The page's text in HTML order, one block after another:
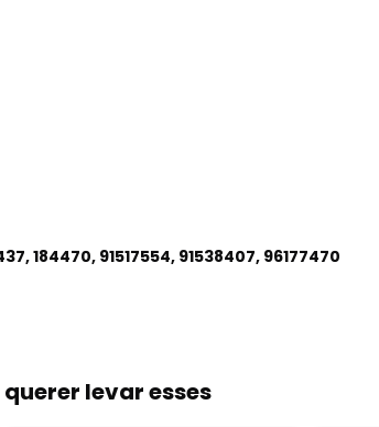
184470, 91517554, 91538407, 96177470
levar esses